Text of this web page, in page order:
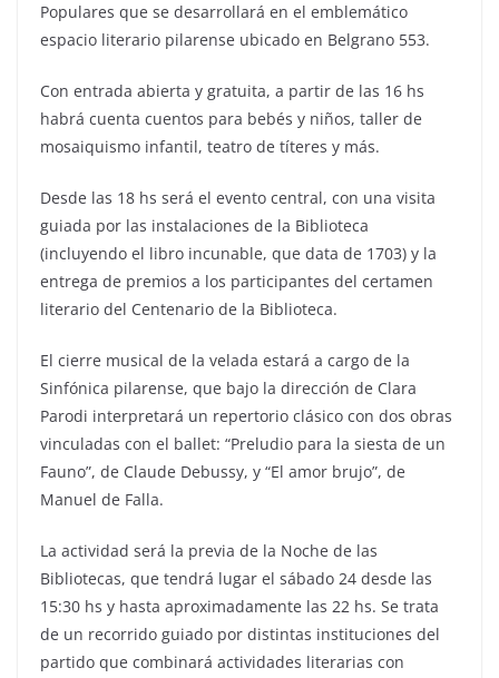
Populares que se desarrollará en el emblemático
espacio literario pilarense ubicado en Belgrano 553.
Con entrada abierta y gratuita, a partir de las 16 hs
habrá cuenta cuentos para bebés y niños, taller de
mosaiquismo infantil, teatro de títeres y más.
Desde las 18 hs será el evento central, con una visita
guiada por las instalaciones de la Biblioteca
(incluyendo el libro incunable, que data de 1703) y la
entrega de premios a los participantes del certamen
literario del Centenario de la Biblioteca.
El cierre musical de la velada estará a cargo de la
Sinfónica pilarense, que bajo la dirección de Clara
Parodi interpretará un repertorio clásico con dos obras
vinculadas con el ballet: “Preludio para la siesta de un
Fauno”, de Claude Debussy, y “El amor brujo”, de
Manuel de Falla.
La actividad será la previa de la Noche de las
Bibliotecas, que tendrá lugar el sábado 24 desde las
15:30 hs y hasta aproximadamente las 22 hs. Se trata
de un recorrido guiado por distintas instituciones del
partido que combinará actividades literarias con